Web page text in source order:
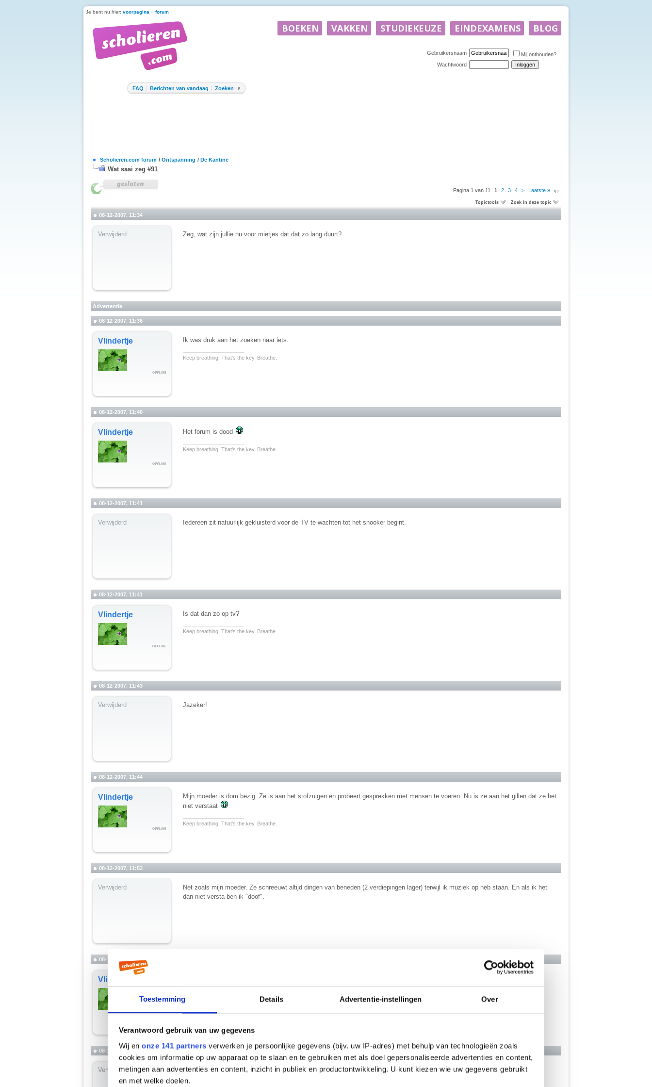
Toestemming Details Advertentie-instellingen Over
Verantwoord gebruik van uw gegevens
Wij en onze 141 partners verwerken je persoonlijke gegevens (bijv. uw IP-adres) met behulp van technologieën zoals
cookies om informatie op uw apparaat op te slaan en te gebruiken met als doel gepersonaliseerde advertenties en content,
metingen aan advertenties en content, inzicht in publiek en productontwikkeling. U kunt kiezen wie uw gegevens gebruikt
en met welke doelen.
Je bent nu hier: voorpagina » forum
Gebruikersnaam
Mij onthouden?
Wachtwoord
FAQ Berichten van vandaag Zoeken
Scholieren.com forum / Ontspanning / De Kantine
Wat saai zeg #91
Pagina 1 van 11 1 2 3 4 > Laatste »
Topictools Zoek in deze topic
08-12-2007, 11:34
Verwijderd Zeg, wat zijn jullie nu voor mietjes dat dat zo lang duurt?
Advertentie
08-12-2007, 11:36
Vlindertje
Ik was druk aan het zoeken naar iets.
Keep breathing. That's the key. Breathe.
08-12-2007, 11:40
Vlindertje
Het forum is dood
Keep breathing. That's the key. Breathe.
08-12-2007, 11:41
Verwijderd Iedereen zit natuurlijk gekluisterd voor de TV te wachten tot het snooker begint.
08-12-2007, 11:41
Vlindertje
Is dat dan zo op tv?
Keep breathing. That's the key. Breathe.
08-12-2007, 11:43
Verwijderd Jazeker!
08-12-2007, 11:44
Vlindertje
Mijn moeder is dom bezig. Ze is aan het stofzuigen en probeert gesprekken met mensen te voeren. Nu is ze aan het gillen dat ze het
niet verstaat
Keep breathing. That's the key. Breathe.
08-12-2007, 11:53
Verwijderd
Net zoals mijn moeder. Ze schreeuwt altijd dingen van beneden (2 verdiepingen lager) terwijl ik muziek op heb staan. En als ik het
dan niet versta ben ik "doof".
08-12-2007, 11:54
Vlindertje
__________________
Keep breathing. That's the key. Breathe.
08-12-2007, 12:04
Verwijderd Nu lach je erom, maar over een jaar zit je haar pap te voeren in een tehuis!